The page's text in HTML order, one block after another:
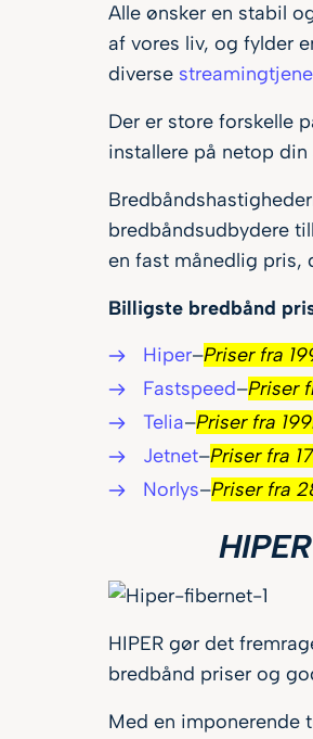
Alle ønsker en stabil
af vores liv, og fylder
diverse
Der er store forskelle
installere på netop din
bredbåndsudbydere
en fast månedlig pris,
Billigste bredbånd
Hiper–Priser fra
Fastspeed–Priser
Telia–Priser fra
Jetnet–Priser fra
Norlys–Priser fra
HIPER gør det
bredbånd priser og
Med en imponerende